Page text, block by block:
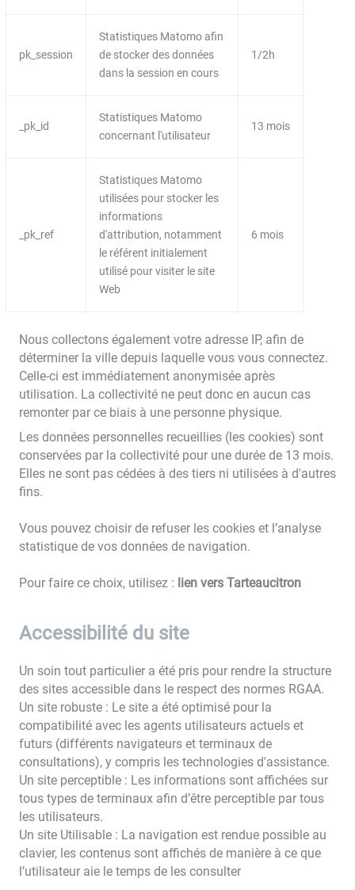
pk_session
Statistiques Matomo afin
de stocker des données
dans la session en cours
1/2h
_pk_id
Statistiques Matomo
concernant l'utilisateur
13 mois
_pk_ref
Statistiques Matomo
utilisées pour stocker les
informations
d'attribution, notamment
le référent initialement
utilisé pour visiter le site
Web
6 mois
Nous collectons également votre adresse IP, afin de
déterminer la ville depuis laquelle vous vous connectez.
Celle-ci est immédiatement anonymisée après
utilisation. La collectivité ne peut donc en aucun cas
remonter par ce biais à une personne physique.
Les données personnelles recueillies (les cookies) sont
conservées par la collectivité pour une durée de 13 mois.
Elles ne sont pas cédées à des tiers ni utilisées à d'autres
fins.
Vous pouvez choisir de refuser les cookies et l’analyse
statistique de vos données de navigation.
Pour faire ce choix, utilisez : lien vers Tarteaucitron
Accessibilité du site
Un soin tout particulier a été pris pour rendre la structure
des sites accessible dans le respect des normes RGAA.
Un site robuste : Le site a été optimisé pour la
compatibilité avec les agents utilisateurs actuels et
futurs (différents navigateurs et terminaux de
consultations), y compris les technologies d'assistance.
Un site perceptible : Les informations sont affichées sur
tous types de terminaux afin d’être perceptible par tous
les utilisateurs.
Un site Utilisable : La navigation est rendue possible au
clavier, les contenus sont affichés de manière à ce que
l’utilisateur aie le temps de les consulter